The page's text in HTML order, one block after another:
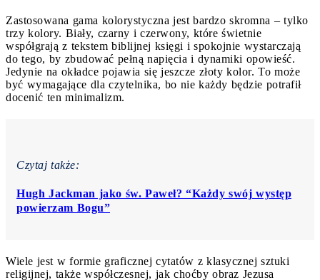
Zastosowana gama kolorystyczna jest bardzo skromna – tylko
trzy kolory. Biały, czarny i czerwony, które świetnie
współgrają z tekstem biblijnej księgi i spokojnie wystarczają
do tego, by zbudować pełną napięcia i dynamiki opowieść.
Jedynie na okładce pojawia się jeszcze złoty kolor. To może
być wymagające dla czytelnika, bo nie każdy będzie potrafił
docenić ten minimalizm.
Czytaj także:
Hugh Jackman jako św. Paweł? “Każdy swój występ
powierzam Bogu”
Wiele jest w formie graficznej cytatów z klasycznej sztuki
religijnej, także współczesnej, jak choćby obraz Jezusa